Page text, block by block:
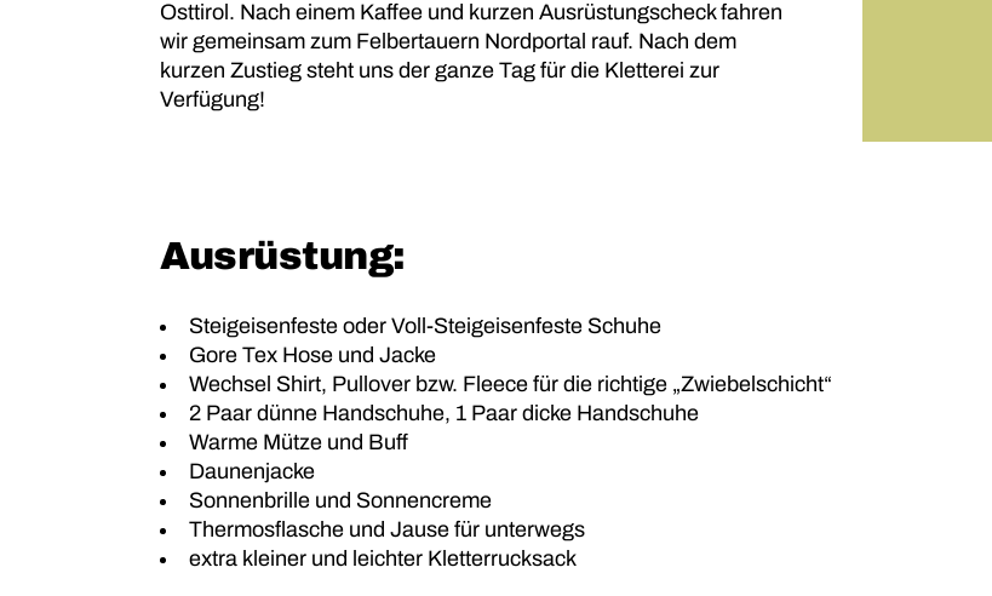
Osttirol. Nach einem Kaffee und kurzen Ausrüstungscheck fahren
wir gemeinsam zum Felbertauern Nordportal rauf. Nach dem
kurzen Zustieg steht uns der ganze Tag für die Kletterei zur
Verfügung!
Ausrüstung:
Steigeisenfeste oder Voll-Steigeisenfeste Schuhe
Gore Tex Hose und Jacke
Wechsel Shirt, Pullover bzw. Fleece für die richtige „Zwiebelschicht“
2 Paar dünne Handschuhe, 1 Paar dicke Handschuhe
Warme Mütze und Buff
Daunenjacke
Sonnenbrille und Sonnencreme
Thermosflasche und Jause für unterwegs
extra kleiner und leichter Kletterrucksack